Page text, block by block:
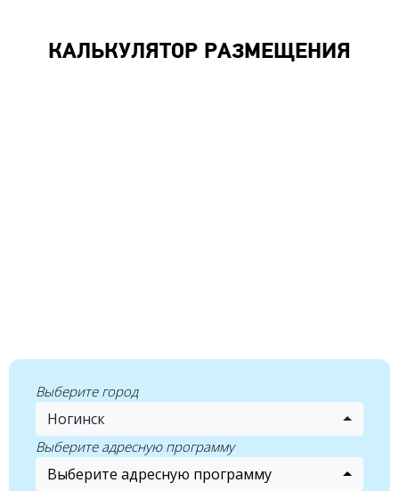
КАЛЬКУЛЯТОР РАЗМЕЩЕНИЯ
Выберите город
Ногинск
Выберите адресную программу
Выберите адресную программу